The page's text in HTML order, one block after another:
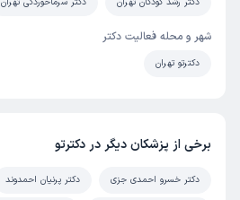
شهر و محله فعالیت دکتر
دکترتو تهران
برخی از پزشکان دیگر در دکترتو
دکتر خسرو احمدی جزی دکتر پرنیان احمدوند